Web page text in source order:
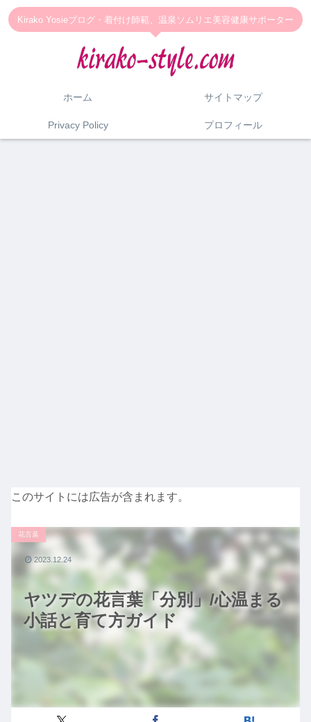
Kirako Yosieブログ・着付け師範、温泉ソムリエ美容健康サポーター
ホーム サイトマップ
Privacy Policy プロフィール
このサイトには広告が含まれます。
ヤツデの花言葉「分別」/心温まる
小話と育て方ガイド
花言葉
2023.12.24